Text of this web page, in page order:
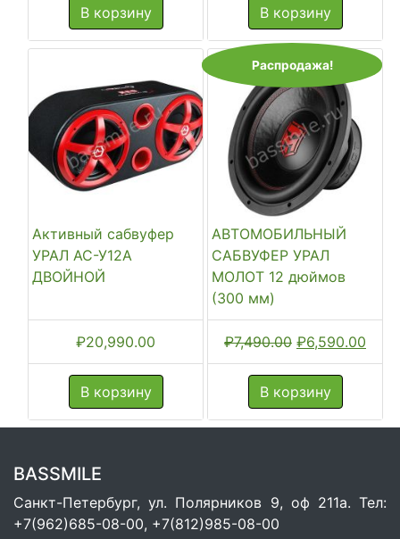
В корзину В корзину
Активный сабвуфер
УРАЛ АС-У12А
ДВОЙНОЙ
₽20,990.00
В корзину
Распродажа!
АВТОМОБИЛЬНЫЙ
САБВУФЕР УРАЛ
МОЛОТ 12 дюймов
(300 мм)
₽7,490.00
цена
составляла
₽7,490.00.
₽6,590.00
В корзину
BASSMILE
Санкт-Петербург, ул. Полярников 9, оф 211а. Тел:
+7(962)685-08-00, +7(812)985-08-00